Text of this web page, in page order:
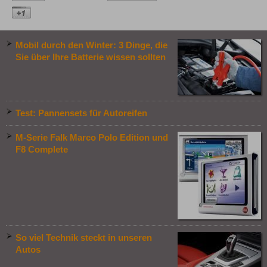
Mobil durch den Winter: 3 Dinge, die
Sie über Ihre Batterie wissen sollten
Test: Pannensets für Autoreifen
M-Serie Falk Marco Polo Edition und
F8 Complete
So viel Technik steckt in unseren
Autos